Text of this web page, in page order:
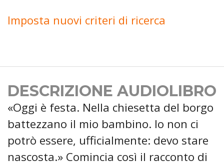
Imposta nuovi criteri di ricerca
DESCRIZIONE AUDIOLIBRO
«Oggi è festa. Nella chiesetta del borgo
battezzano il mio bambino. Io non ci
potrò essere, ufficialmente: devo stare
nascosta.» Comincia così il racconto di